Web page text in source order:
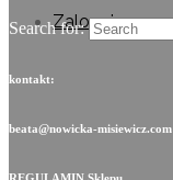
Zaloguj
Search for:
kontakt:
beata@nowicka-misiewicz.com